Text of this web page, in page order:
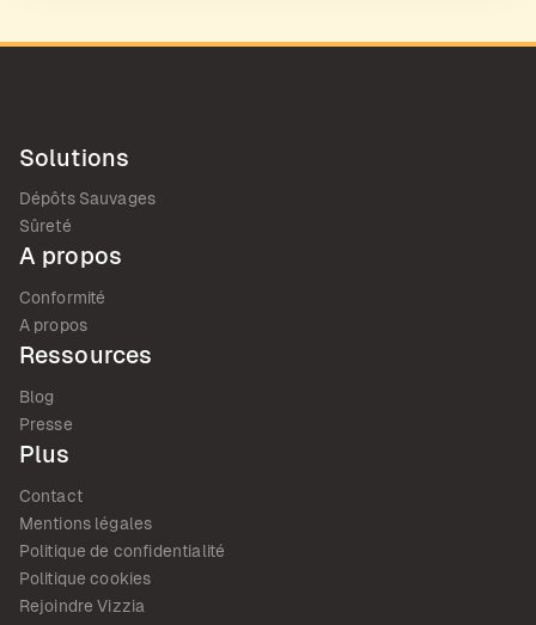
Solutions
Dépôts Sauvages
Sûreté
A propos
Conformité
A propos
Ressources
Blog
Presse
Plus
Contact
Mentions légales
Politique de confidentialité
Politique cookies
Rejoindre Vizzia